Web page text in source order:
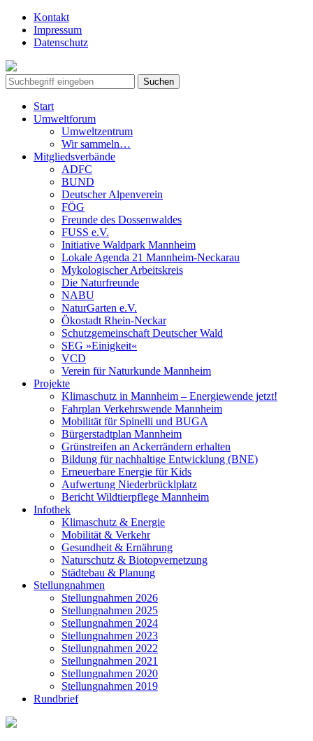
Kontakt
Impressum
Datenschutz
Start
Umweltforum
Umweltzentrum
Wir sammeln…
Mitgliedsverbände
ADFC
BUND
Deutscher Alpenverein
FÖG
Freunde des Dossenwaldes
FUSS e.V.
Initiative Waldpark Mannheim
Lokale Agenda 21 Mannheim-Neckarau
Mykologischer Arbeitskreis
Die Naturfreunde
NABU
NaturGarten e.V.
Ökostadt Rhein-Neckar
Schutzgemeinschaft Deutscher Wald
SEG »Einigkeit«
VCD
Verein für Naturkunde Mannheim
Projekte
Klimaschutz in Mannheim – Energiewende jetzt!
Fahrplan Verkehrswende Mannheim
Mobilität für Spinelli und BUGA
Bürgerstadtplan Mannheim
Grünstreifen an Ackerrändern erhalten
Bildung für nachhaltige Entwicklung (BNE)
Erneuerbare Energie für Kids
Aufwertung Niederbrücklplatz
Bericht Wildtierpflege Mannheim
Infothek
Klimaschutz & Energie
Mobilität & Verkehr
Gesundheit & Ernährung
Naturschutz & Biotopvernetzung
Städtebau & Planung
Stellungnahmen
Stellungnahmen 2026
Stellungnahmen 2025
Stellungnahmen 2024
Stellungnahmen 2023
Stellungnahmen 2022
Stellungnahmen 2021
Stellungnahmen 2020
Stellungnahmen 2019
Rundbrief